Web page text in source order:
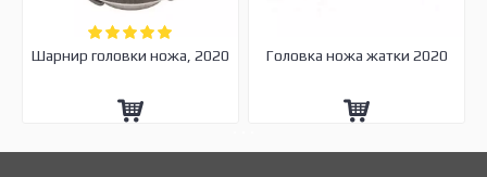
Шарнир головки ножа, 2020 Головка ножа жатки 2020